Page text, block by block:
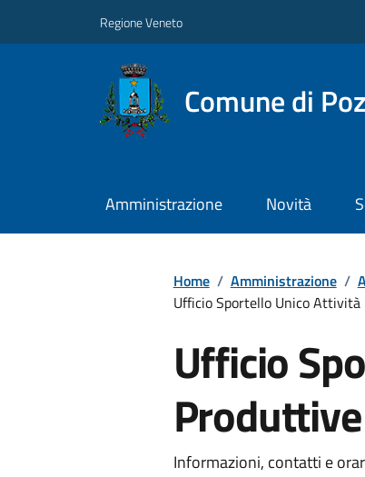
Regione Veneto
Comune di
Amministrazione Novità
Home / Amministrazione /
Ufficio Sportello Unico Attività
Ufficio
Produttive
Informazioni, contatti e